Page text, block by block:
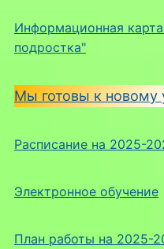
Информационная
подростка"
Мы готовы к новому
Расписание на 2025-
Электронное обучение
План работы на 2025-